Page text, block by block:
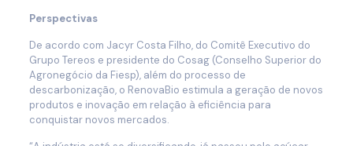
Perspectivas
De acordo com Jacyr Costa Filho, do Comitê Executivo do
Grupo Tereos e presidente do Cosag (Conselho Superior do
Agronegócio da Fiesp), além do processo de
descarbonização, o RenovaBio estimula a geração de novos
produtos e inovação em relação à eficiência para
conquistar novos mercados.